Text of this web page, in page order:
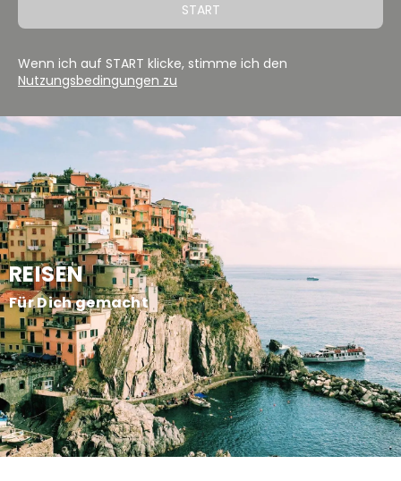
REISEN
Für Dich gemacht
START
Wenn ich auf START klicke, stimme ich den
Nutzungsbedingungen zu